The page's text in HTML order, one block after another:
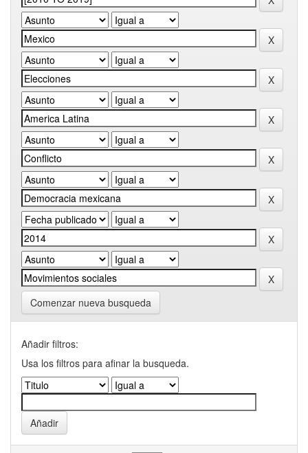
Comenzar nueva busqueda
Añadir filtros:
Usa los filtros para afinar la busqueda.